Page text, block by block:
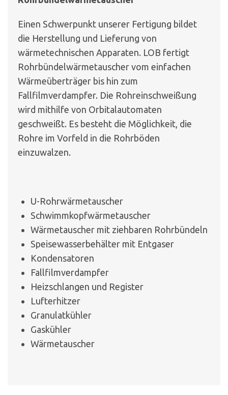
Einen Schwerpunkt unserer Fertigung bildet
die Herstellung und Lieferung von
wärmetechnischen Apparaten. LOB fertigt
Rohrbündelwärmetauscher vom einfachen
Wärmeüberträger bis hin zum
Fallfilmverdampfer. Die Rohreinschweißung
wird mithilfe von Orbitalautomaten
geschweißt. Es besteht die Möglichkeit, die
Rohre im Vorfeld in die Rohrböden
einzuwalzen.
U-Rohrwärmetauscher
Schwimmkopfwärmetauscher
Wärmetauscher mit ziehbaren Rohrbündeln
Speisewasserbehälter mit Entgaser
Kondensatoren
Fallfilmverdampfer
Heizschlangen und Register
Lufterhitzer
Granulatkühler
Gaskühler
Wärmetauscher